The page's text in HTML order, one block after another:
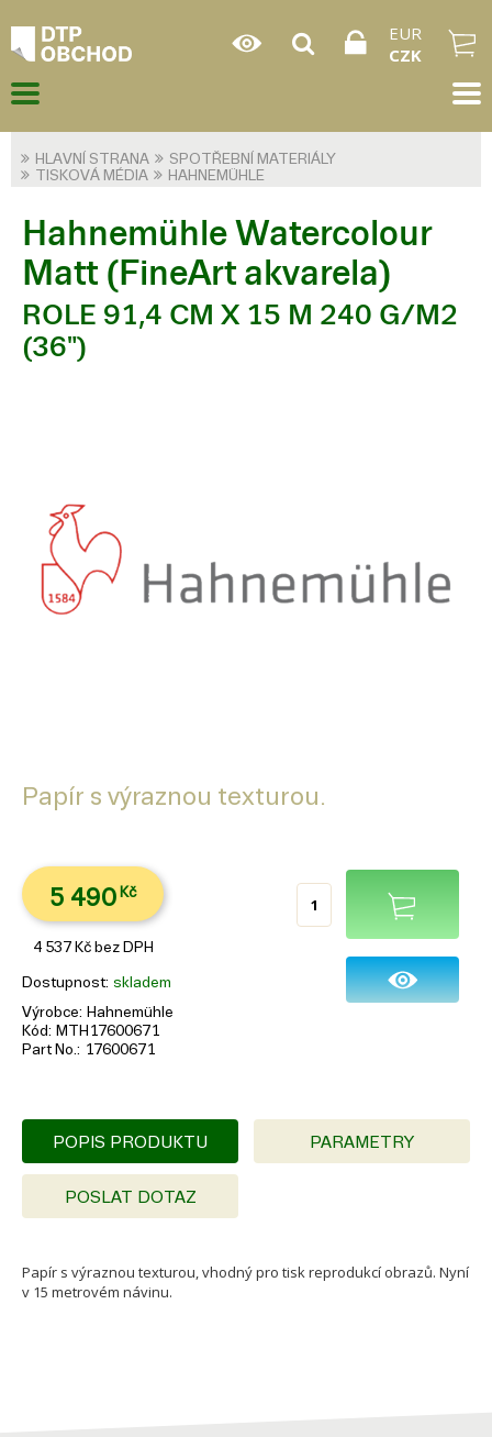
EUR
CZK
HLAVNÍ STRANA
SPOTŘEBNÍ MATERIÁLY
TISKOVÁ MÉDIA
HAHNEMÜHLE
Hahnemühle Watercolour
Matt (FineArt akvarela)
ROLE 91,4 CM X 15 M 240 G/M2
(36")
Papír s výraznou texturou.
5 490 Kč
4 537 Kč bez DPH
Dostupnost skladem
Výrobce
Hahnemühle
Kód
MTH17600671
Part No.
17600671
POPIS PRODUKTU PARAMETRY
POSLAT DOTAZ
Papír s výraznou texturou, vhodný pro tisk reprodukcí obrazů. Nyní
v 15 metrovém návinu.